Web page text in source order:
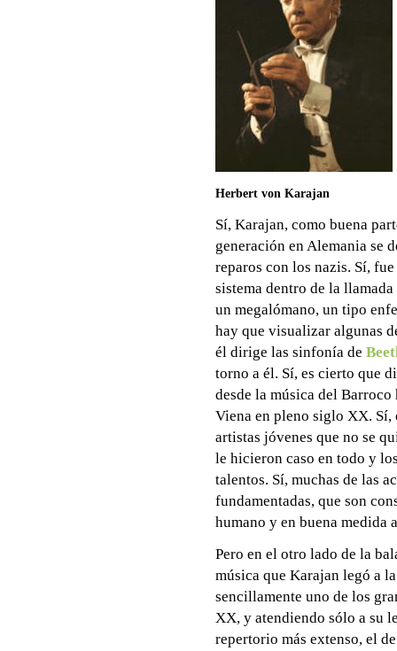
Herbert von Karajan
Sí, Karajan, como buena
generación en Alemania se
reparos con los nazis. Sí,
sistema dentro de la
un megalómano, un tipo
hay que visualizar algunas
él dirige las sinfonía de
torno a él. Sí, es cierto que
desde la música del Barroco
Viena en pleno siglo XX. Sí,
artistas jóvenes que no se
le hicieron caso en todo y
talentos. Sí, muchas de las
fundamentadas, que son
humano y en buena medida
Pero en el otro lado de la
música que Karajan legó a
sencillamente uno de los
XX, y atendiendo sólo a su
repertorio más extenso, el